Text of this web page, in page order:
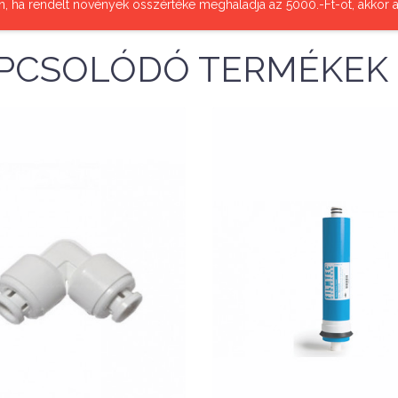
ha rendelt növények összértéke meghaladja az 5000.-Ft-ot, akkor
TERMÉKEK
AquaLine RO
'L' gyors
csatlakozó
11,990 Ft
16,437 Ft
Nettó ár: 9,441 Ft
AquaLine RO
100GDP